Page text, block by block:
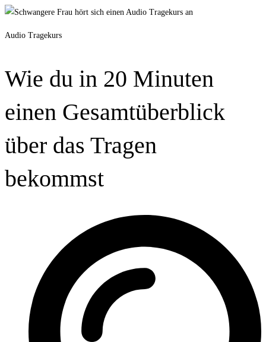
Audio Tragekurs
Wie du in 20 Minuten
einen Gesamtüberblick
über das Tragen
bekommst